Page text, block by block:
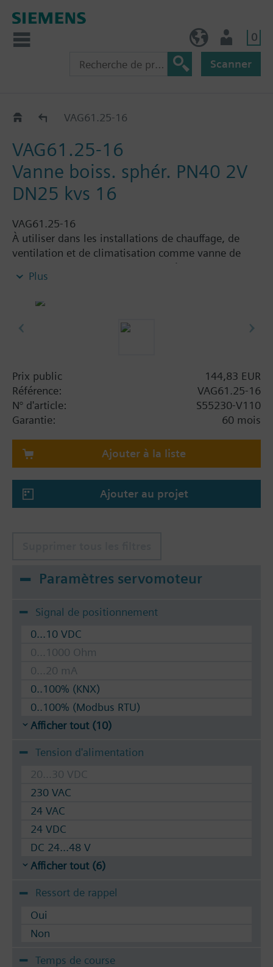
0
Scanner
VAG61..VAG61.25-16
VAG61.25-16
Vanne boiss. sphér. PN40 2V
DN25 kvs 16
VAG61.25-16
À utiliser dans les installations de chauffage, de
ventilation et de climatisation comme vanne de
commande. Pour les circuits fermés.
Corps de vanne à boisseau sphérique en laiton
également être combinées avec des actionneurs
rotatifs standard de la gamme DAC
Plus
Prix public
144,83 EUR
Référence:
VAG61.25-16
N° d'article:
S55230-V110
Garantie:
60 mois
Ajouter à la liste
Ajouter au projet
Paramètres servomoteur
Signal de positionnement
0...10 VDC
0...1000 Ohm
0...20 mA
0..100% (KNX)
0..100% (Modbus RTU)
Afficher tout (10)
Tension d'alimentation
20...30 VDC
230 VAC
24 VAC
24 VDC
DC 24...48 V
Afficher tout (6)
Ressort de rappel
Oui
Non
Temps de course